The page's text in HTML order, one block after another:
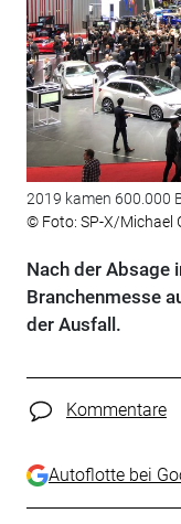
2019 kamen 600.000
© Foto: SP-X/Michael
Nach der Absage
Branchenmesse
der Ausfall.
Kommentare
Autoflotte bei